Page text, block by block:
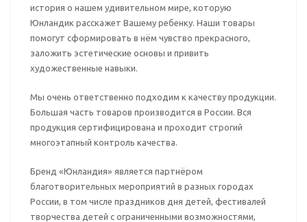
история о нашем удивительном мире, которую
Юнландик расскажет Вашему ребенку. Наши товары
помогут сформировать в нём чувство прекрасного,
заложить эстетические основы и привить
художественные навыки.
Мы очень ответственно подходим к качеству продукции.
Большая часть товаров производится в России. Вся
продукция сертифицирована и проходит строгий
многоэтапный контроль качества.
Бренд «Юнландия» является партнёром
благотворительных мероприятий в разных городах
России, в том числе праздников дня детей, фестивалей
творчества детей с ограниченными возможностями,